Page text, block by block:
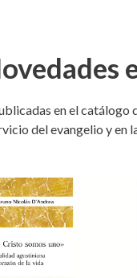
en el
del evangelio y